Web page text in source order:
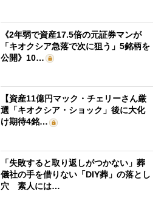
《2年弱で資産17.5倍の元証券マンが
「キオクシア急落で次に狙う」5銘柄を
公開》10…
【資産11億円マック・チェリーさん厳
選「キオクシア・ショック」後に大化
け期待4銘…
「失敗すると取り返しがつかない」葬
儀社の手を借りない「DIY葬」の落とし
穴 素人には…